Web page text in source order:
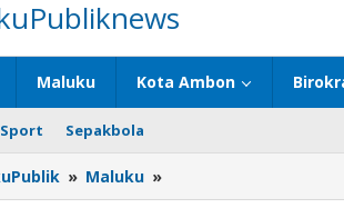
Maluku Kota Ambon
Sport Sepakbola
» Maluku »
Remaja